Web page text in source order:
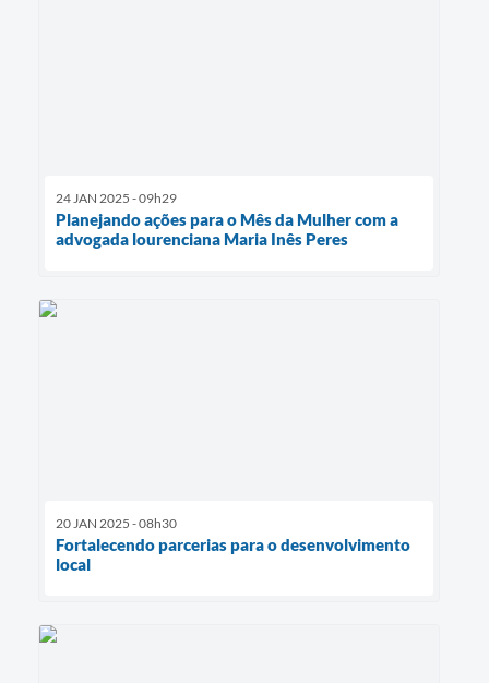
24 JAN 2025 - 09h29
Planejando ações para o Mês da Mulher com a
advogada lourenciana Maria Inês Peres
20 JAN 2025 - 08h30
Fortalecendo parcerias para o desenvolvimento
local